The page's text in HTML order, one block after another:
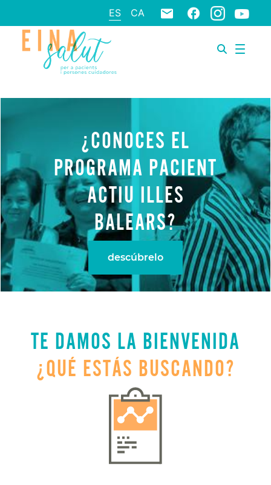
ES CA
¿CONOCES EL
PROGRAMA PACIENT
ACTIU ILLES
BALEARS?
descúbrelo
TE DAMOS LA BIENVENIDA
¿QUÉ ESTÁS BUSCANDO?